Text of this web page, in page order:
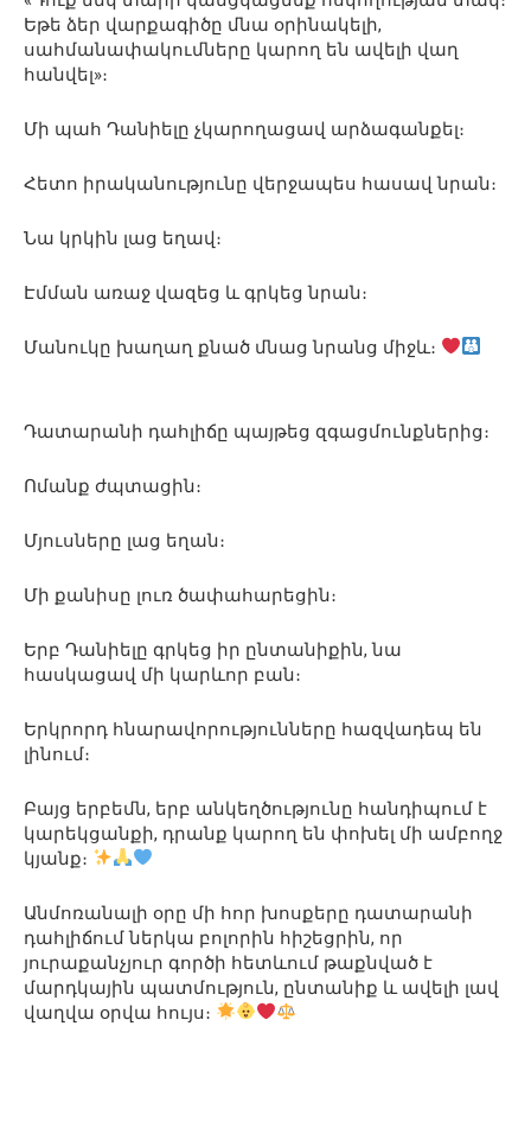
Եթե ձեր վարքագիծը մնա օրինակելի,
սահմանափակումները կարող են ավելի վաղ
հանվել»։
Մի պահ Դանիելը չկարողացավ արձագանքել։
Հետո իրականությունը վերջապես հասավ նրան։
Նա կրկին լաց եղավ։
Էմման առաջ վազեց և գրկեց նրան։
Մանուկը խաղաղ քնած մնաց նրանց միջև։
Դատարանի դահլիճը պայթեց զգացմունքներից։
Ոմանք ժպտացին։
Մյուսները լաց եղան։
Մի քանիսը լուռ ծափահարեցին։
Երբ Դանիելը գրկեց իր ընտանիքին, նա
հասկացավ մի կարևոր բան։
Երկրորդ հնարավորությունները հազվադեպ են
լինում։
Բայց երբեմն, երբ անկեղծությունը հանդիպում է
կարեկցանքի, դրանք կարող են փոխել մի ամբողջ
կյանք։
Անմոռանալի օրը մի հոր խոսքերը դատարանի
դահլիճում ներկա բոլորին հիշեցրին, որ
յուրաքանչյուր գործի հետևում թաքնված է
մարդկային պատմություն, ընտանիք և ավելի լավ
վաղվա օրվա հույս։